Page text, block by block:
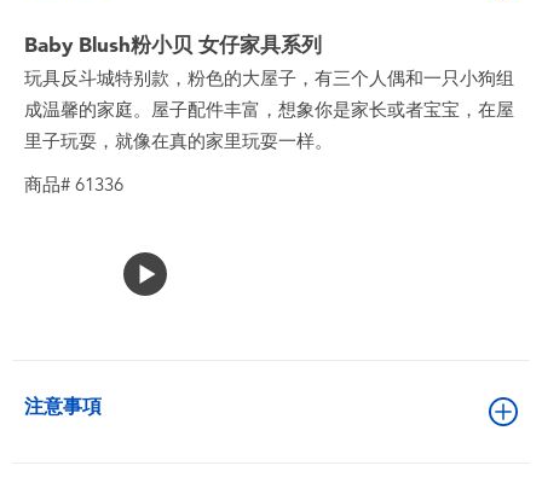
玩具促销
Baby Blush粉小贝 女仔家具系列
玩具反斗城特别款，粉色的大屋子，有三个人偶和一只小狗组
成温馨的家庭。屋子配件丰富，想象你是家长或者宝宝，在屋
里子玩耍，就像在真的家里玩耍一样。
商品# 61336
注意事項